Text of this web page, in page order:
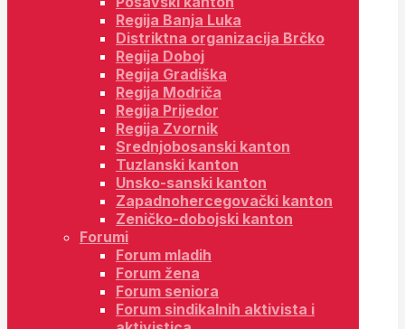
Regija Banja Luka
Distriktna organizacija Brčko
Regija Doboj
Regija Gradiška
Regija Modriča
Regija Prijedor
Regija Zvornik
Srednjobosanski kanton
Tuzlanski kanton
Unsko-sanski kanton
Zapadnohercegovački kanton
Zeničko-dobojski kanton
Forumi
Forum mladih
Forum žena
Forum seniora
Forum sindikalnih aktivista i